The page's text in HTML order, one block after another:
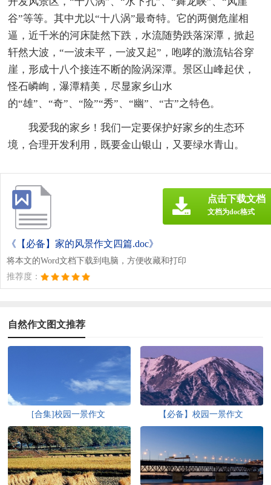
谷”等等。其中尤以“十八涡”最奇特。它的两侧危崖相
逼，近千米的河床陡然下跌，水流随势跌落深潭，掀起
轩然大波，“一波未平，一波又起”，咆哮的激流钻谷穿
崖，形成十八个接连不断的险涡深潭。景区山峰起伏，
怪石嶙峋，瀑潭精美，尽显家乡山水
的“雄”、“奇”、“险”“秀”、“幽”、“古”之特色。
我爱我的家乡！我们一定要保护好家乡的生态环
境，合理开发利用，既要金山银山，又要绿水青山。
《【必备】家的风景作文四篇.doc》
将本文的Word文档下载到电脑，方便收藏和打印
推荐度：
点击下载文档
文档为doc格式
自然作文图文推荐
[合集]校园一景作文 【必备】校园一景作文